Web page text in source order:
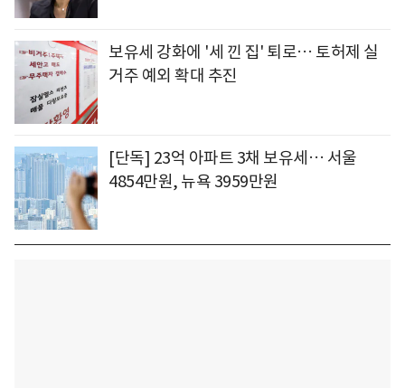
보유세 강화에 '세 낀 집' 퇴로… 토허제 실
거주 예외 확대 추진
[단독] 23억 아파트 3채 보유세… 서울
4854만원, 뉴욕 3959만원